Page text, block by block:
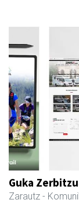
Guka
Zarautz -